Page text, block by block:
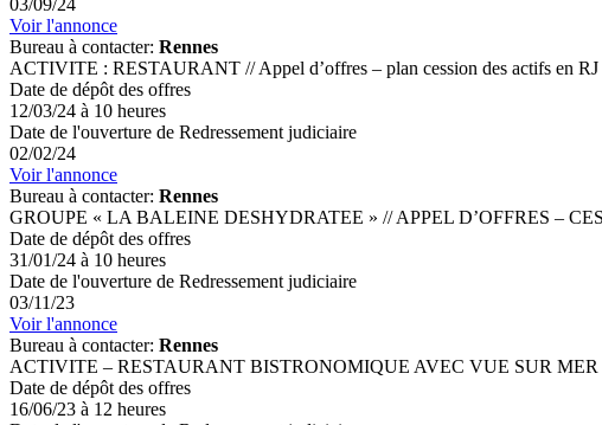
03/09/24
Voir l'annonce
Bureau à contacter: Rennes
ACTIVITE : RESTAURANT // Appel d’offres – plan cession des actifs en RJ
Date de dépôt des offres
12/03/24 à 10 heures
Date de l'ouverture de Redressement judiciaire
02/02/24
Voir l'annonce
Bureau à contacter: Rennes
GROUPE « LA BALEINE DESHYDRATEE » // APPEL D’OFFRES –
Date de dépôt des offres
31/01/24 à 10 heures
Date de l'ouverture de Redressement judiciaire
03/11/23
Voir l'annonce
Bureau à contacter: Rennes
ACTIVITE – RESTAURANT BISTRONOMIQUE AVEC VUE SUR MER
Date de dépôt des offres
16/06/23 à 12 heures